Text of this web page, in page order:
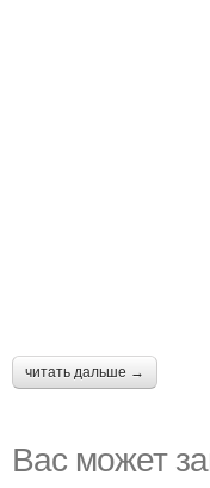
читать дальше →
Вас может